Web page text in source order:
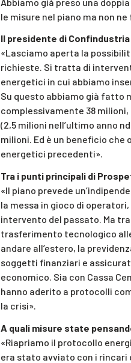
le misure nel piano ma non ne
Il presidente di
«Lasciamo aperta la
richieste. Si tratta di
energetici in cui abbiamo
Su questo abbiamo già fatto
complessivamente 38
(2,5 milioni nell’ultimo anno
milioni. Ed è un beneficio
energetici precedenti».
Tra i punti principali di
«Il piano prevede
la messa in gioco di
intervento del passato. Ma
trasferimento tecnologico
andare all’estero, la
soggetti finanziari e
economico. Sia con Cassa
hanno aderito a protocolli
la crisi».
A quali misure state
«Riapriamo il protocollo
era stato avviato con i rincari